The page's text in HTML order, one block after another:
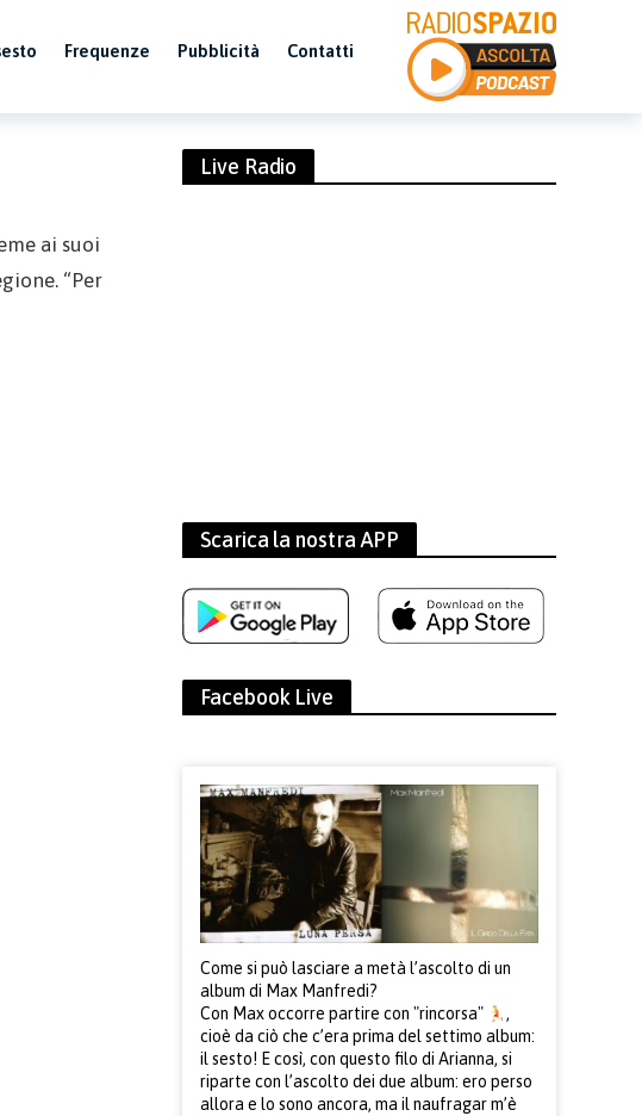
Frequenze Pubblicità Contatti
ai suoi
“Per
Live Radio
Scarica la nostra APP
Facebook Live
Come si può lasciare a metà l’ascolto di un
album di Max Manfredi?
Con Max occorre partire con "rincorsa"
,
cioè da ciò che c’era prima del settimo album:
il sesto! E così, con questo filo di Arianna, si
riparte con l’ascolto dei due album: ero perso
allora e lo sono ancora, ma il naufragar m’è